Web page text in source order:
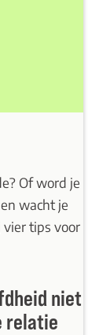
Of word je
wacht je
vier tips voor
niet
relatie